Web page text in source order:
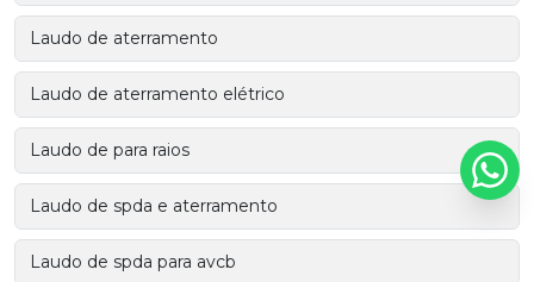
Laudo de aterramento
Laudo de aterramento elétrico
Laudo de para raios
Laudo de spda e aterramento
Laudo de spda para avcb